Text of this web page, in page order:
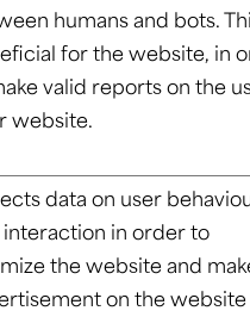
humans and bots.
for the website, in
valid reports on the
website.
data on user
interaction in order to
the website and
on the website